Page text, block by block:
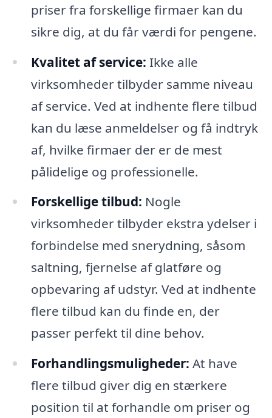
priser fra forskellige firmaer kan du
sikre dig, at du får værdi for pengene.
Kvalitet af service: Ikke alle
virksomheder tilbyder samme niveau
af service. Ved at indhente flere tilbud
kan du læse anmeldelser og få indtryk
af, hvilke firmaer der er de mest
pålidelige og professionelle.
Forskellige tilbud: Nogle
virksomheder tilbyder ekstra ydelser i
forbindelse med snerydning, såsom
saltning, fjernelse af glatføre og
opbevaring af udstyr. Ved at indhente
flere tilbud kan du finde en, der
passer perfekt til dine behov.
Forhandlingsmuligheder: At have
flere tilbud giver dig en stærkere
position til at forhandle om priser og